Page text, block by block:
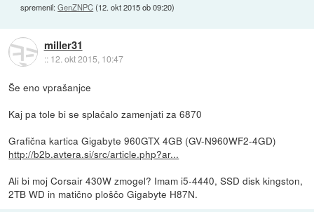
spremenil:GenZNPC(12. okt 2015 ob 09:20)
miller31
:: 12. okt 2015, 10:47
Še eno vprašanjce
Kaj pa tole bi se splačalo zamenjati za 6870
Grafična kartica Gigabyte 960GTX 4GB (GV-N960WF2-4GD)
http://b2b.avtera.si/src/article.php?ar...
Ali bi moj Corsair 430W zmogel? Imam i5-4440, SSD disk kingston,
2TB WD in matično ploščo Gigabyte H87N.